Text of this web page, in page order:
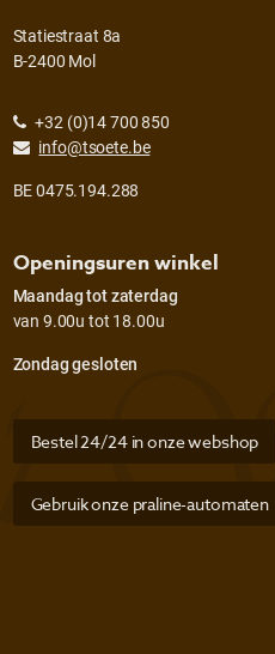
Statiestraat 8a
B-2400 Mol
+32 (0)14 700 850
info@tsoete.be
BE 0475.194.288
Openingsuren winkel
Maandag tot zaterdag
van 9.00u tot 18.00u
Zondag gesloten
Bestel 24/24 in onze webshop
Gebruik onze praline-automaten